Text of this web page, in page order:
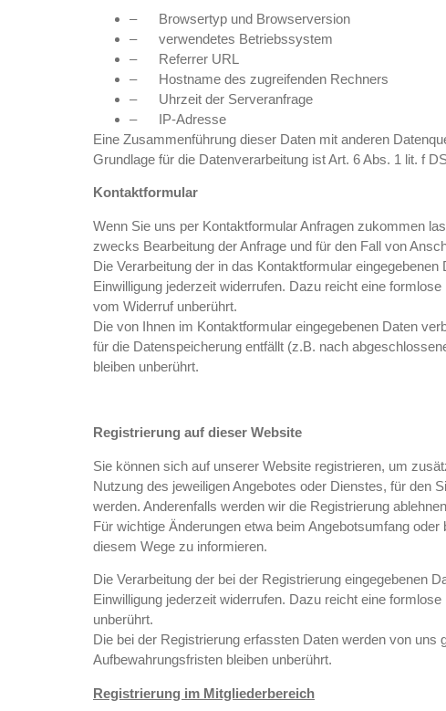
– Browsertyp und Browserversion
– verwendetes Betriebssystem
– Referrer URL
– Hostname des zugreifenden Rechners
– Uhrzeit der Serveranfrage
– IP-Adresse
Eine Zusammenführung dieser Daten mit anderen
Grundlage für die Datenverarbeitung ist Art. 6 Abs. 1 lit. f
Kontaktformular
Wenn Sie uns per Kontaktformular Anfragen zukommen
zwecks Bearbeitung der Anfrage und für den Fall von
Die Verarbeitung der in das Kontaktformular
Einwilligung jederzeit widerrufen. Dazu reicht eine
vom Widerruf unberührt.
Die von Ihnen im Kontaktformular eingegebenen Daten
für die Datenspeicherung entfällt (z.B. nach
bleiben unberührt.
Registrierung auf dieser Website
Sie können sich auf unserer Website registrieren, um
Nutzung des jeweiligen Angebotes oder Dienstes, für den
werden. Anderenfalls werden wir die Registrierung
Für wichtige Änderungen etwa beim Angebotsumfang
diesem Wege zu informieren.
Die Verarbeitung der bei der Registrierung eingegebenen
Einwilligung jederzeit widerrufen. Dazu reicht eine
unberührt.
Die bei der Registrierung erfassten Daten werden von
Aufbewahrungsfristen bleiben unberührt.
Registrierung im Mitgliederbereich